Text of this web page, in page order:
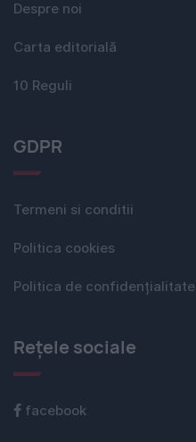
Despre noi
Carta editorială
10 Reguli
GDPR
Termeni si conditii
Politica cookies
Politica de confidențialitate
Rețele sociale
facebook